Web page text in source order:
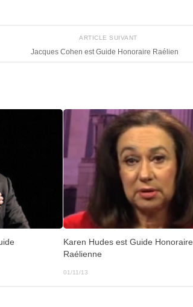
ARTICLE SUIVANT
Jacques Cohen est Guide Honoraire Raélien
Karen Hudes est Guide Honoraire
Raélienne
01/11/13